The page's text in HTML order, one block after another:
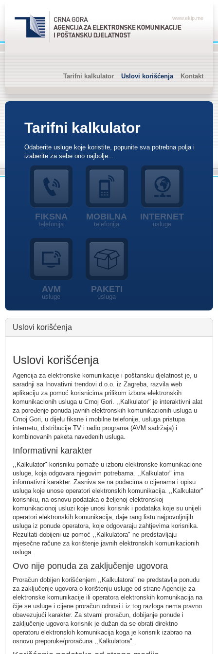
www.ekip.me
Tarifni kalkulator Uslovi korišćenja Kontakt
Tarifni kalkulator
Odaberite usluge koje koristite, popunite sva potrebna polja i
izaberite za sebe ono najbolje...
FIKSNA
telefonija
MOBILNA
telefonija
INTERNET
usluge
AVM
usluge
PAKETI
usluga
Uslovi korišćenja
Uslovi korišćenja
Agencija za elektronske komunikacije i poštansku djelatnost je, u
saradnji sa Inovativni trendovi d.o.o. iz Zagreba, razvila web
aplikaciju za pomoć korisnicima prilikom izbora elektronskih
komunikacionih usluga u Crnoj Gori. ,,Kalkulator" je interaktivni alat
za poređenje ponuda javnih elektronskih komunikacionih usluga u
Crnoj Gori, u dijelu fiksne i mobilne telefonije, usluga pristupa
internetu, distribucije TV i radio programa (AVM sadržaja) i
kombinovanih paketa navedenih usluga.
Informativni karakter
,,Kalkulator" korisniku pomaže u izboru elektronske komunikacione
usluge, koja odgovara njegovim potrebama. ,,Kalkulator" ima
informativni karakter. Zasniva se na podacima o cijenama i opisu
usluga koje unose operatori elektronskih komunikacija. ,,Kalkulator"
korisniku, na osnovu podataka o željenoj elektronskoj
komunikacionoj usluzi koje unosi korisnik i podataka koje su unijeli
operatori elektronskih komunikacija, daje rang listu najpovoljnijih
usluga iz ponude operatora, koje odgovaraju zahtjevima korisnika.
Rezultati dobijeni uz pomoć ,,Kalkulatora" ne predstavljaju
mjesečne račune za korištenje javnih elektronskih komunikacionih
usluga.
Ovo nije ponuda za zaključenje ugovora
Proračun dobijen korišćenjem ,,Kalkulatora" ne predstavlja ponudu
za zaključenje ugovora o korištenju usluge od strane Agencije za
elektronske komunikacije ili operatora elektronskih komunikacija na
čije se usluge i cijene proračun odnosi i iz tog razloga nema pravno
obavezujući karakter. Za stvarni proračun, dobijanje ponude i
zaključenje ugovora korisnik je dužan da se obrati direktno
operatoru elektronskih komunikacija koga je korisnik izabrao na
osnovu preporuke/proračuna ,,Kalkulatora".